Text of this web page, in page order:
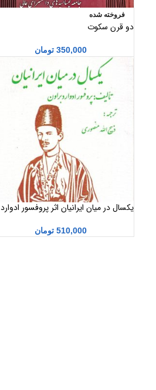
فروخته شده
دو قرن سکوت
350,000 تومان
یکسال در میان ایرانیان اثر پروفسور ادوارد
510,000 تومان